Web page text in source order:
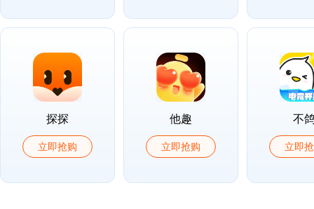
探探
立即抢购
他趣
立即抢购
不
立即